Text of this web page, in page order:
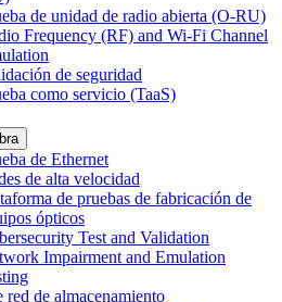
de unidad de radio abierta (O-RU)
Frequency (RF) and Wi-Fi Channel
de seguridad
como servicio (TaaS)
de Ethernet
de alta velocidad
de pruebas de fabricación de
ópticos
Test and Validation
Impairment and Emulation
red de almacenamiento